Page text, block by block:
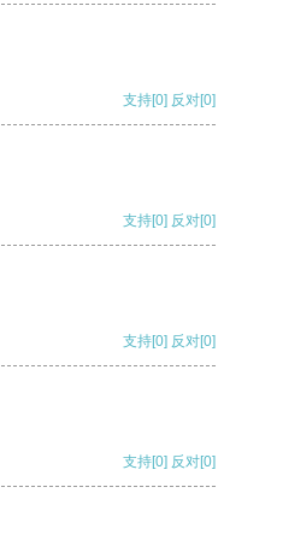
支持[0] 反对[0]
支持[0] 反对[0]
支持[0] 反对[0]
支持[0] 反对[0]